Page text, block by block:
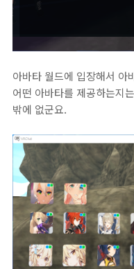
아바타 월드에 입장해서 아
어떤 아바타를 제공하는지
밖에 없군요.